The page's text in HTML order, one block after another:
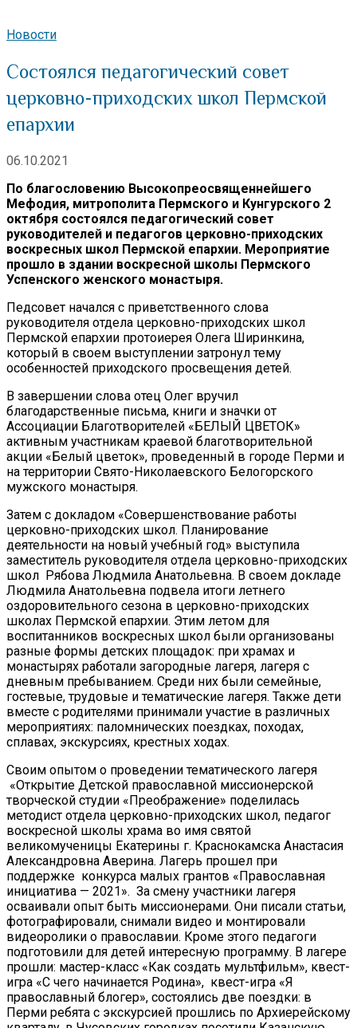
Новости
Состоялся педагогический совет
церковно-приходских школ Пермской
епархии
06.10.2021
По благословению Высокопреосвященнейшего
Мефодия, митрополита Пермского и Кунгурского 2
октября состоялся педагогический совет
руководителей и педагогов церковно-приходских
воскресных школ Пермской епархии. Мероприятие
прошло в здании воскресной школы Пермского
Успенского женского монастыря.
Педсовет начался с приветственного слова
руководителя отдела церковно-приходских школ
Пермской епархии протоиерея Олега Ширинкина,
который в своем выступлении затронул тему
особенностей приходского просвещения детей.
В завершении слова отец Олег вручил
благодарственные письма, книги и значки от
Ассоциации Благотворителей «БЕЛЫЙ ЦВЕТОК»
активным участникам краевой благотворительной
акции «Белый цветок», проведенный в городе Перми и
на территории Свято-Николаевского Белогорского
мужского монастыря.
Затем с докладом «Совершенствование работы
церковно-приходских школ. Планирование
деятельности на новый учебный год» выступила
заместитель руководителя отдела церковно-приходских
школ Рябова Людмила Анатольевна. В своем докладе
Людмила Анатольевна подвела итоги летнего
оздоровительного сезона в церковно-приходских
школах Пермской епархии. Этим летом для
воспитанников воскресных школ были организованы
разные формы детских площадок: при храмах и
монастырях работали загородные лагеря, лагеря с
дневным пребыванием. Среди них были семейные,
гостевые, трудовые и тематические лагеря. Также дети
вместе с родителями принимали участие в различных
мероприятиях: паломнических поездках, походах,
сплавах, экскурсиях, крестных ходах.
Своим опытом о проведении тематического лагеря
«Открытие Детской православной миссионерской
творческой студии «Преображение» поделилась
методист отдела церковно-приходских школ, педагог
воскресной школы храма во имя святой
великомученицы Екатерины г. Краснокамска Анастасия
Александровна Аверина. Лагерь прошел при
поддержке конкурса малых грантов «Православная
инициатива — 2021». За смену участники лагеря
осваивали опыт быть миссионерами. Они писали статьи,
фотографировали, снимали видео и монтировали
видеоролики о православии. Кроме этого педагоги
подготовили для детей интересную программу. В лагере
прошли: мастер-класс «Как создать мультфильм», квест-
игра «С чего начинается Родина», квест-игра «Я
православный блогер», состоялись две поездки: в
Перми ребята с экскурсией прошлись по Архиерейскому